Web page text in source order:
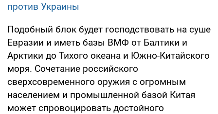
против Украины
Подобный блок будет господствовать на суше
Евразии и иметь базы ВМФ от Балтики и
Арктики до Тихого океана и Южно-Китайского
моря. Сочетание российского
сверхсовременного оружия с огромным
населением и промышленной базой Китая
может спровоцировать достойного